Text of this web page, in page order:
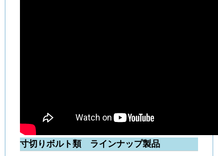
寸切りボルト類 ラインナップ製品